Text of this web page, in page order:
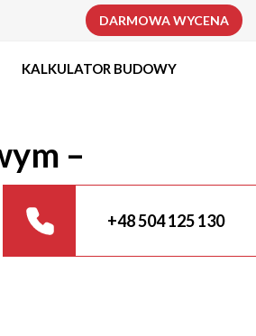
DARMOWA WYCENA
KALKULATOR BUDOWY
–
+48 504 125 130